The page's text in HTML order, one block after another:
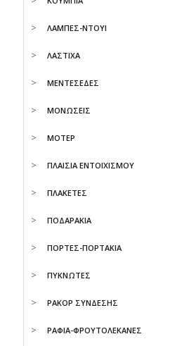
ΛΑΜΠΕΣ-ΝΤΟΥΙ
ΛΑΣΤΙΧΑ
ΜΕΝΤΕΣΕΔΕΣ
ΜΟΝΩΣΕΙΣ
ΜΟΤΕΡ
ΠΛΑΙΣΙΑ ΕΝΤΟΙΧΙΣΜΟΥ
ΠΛΑΚΕΤΕΣ
ΠΟΔΑΡΑΚΙΑ
ΠΟΡΤΕΣ-ΠΟΡΤΑΚΙΑ
ΠΥΚΝΩΤΕΣ
ΡΑΚΟΡ ΣΥΝΔΕΣΗΣ
ΡΑΦΙΑ-ΦΡΟΥΤΟΛΕΚΑΝΕΣ